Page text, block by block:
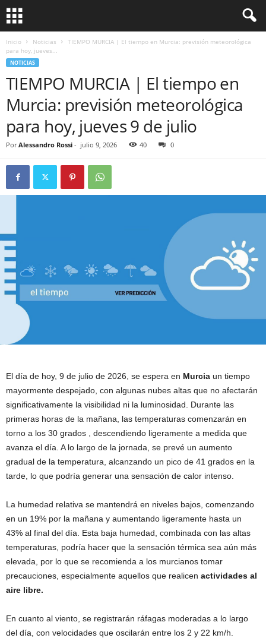
Inicio Noticias
TIEMPO MURCIA | El tiempo en Murcia: previsión meteorológica
para hoy, jueves...
NOTICIAS
TIEMPO MURCIA | El tiempo en
Murcia: previsión meteorológica
para hoy, jueves 9 de julio
Por Alessandro Rossi - julio 9, 2026 40 0
El día de hoy, 9 de julio de 2026, se espera en Murcia un tiempo
mayormente despejado, con algunas nubes altas que no afectarán
significativamente la visibilidad ni la luminosidad. Durante las
primeras horas de la mañana, las temperaturas comenzarán en
torno a los 30 grados , descendiendo ligeramente a medida que
avanza el día. A lo largo de la jornada, se prevé un aumento
gradual de la temperatura, alcanzando un pico de 41 grados en la
tarde, lo que podría generar una sensación de calor intenso.
La humedad relativa se mantendrá en niveles bajos, comenzando
en un 19% por la mañana y aumentando ligeramente hasta un
43% al final del día. Esta baja humedad, combinada con las altas
temperaturas, podría hacer que la sensación térmica sea aún más
elevada, por lo que se recomienda a los murcianos tomar
precauciones, especialmente aquellos que realicen actividades al
aire libre.
En cuanto al viento, se registrarán ráfagas moderadas a lo largo
del día, con velocidades que oscilarán entre los 2 y 22 km/h.